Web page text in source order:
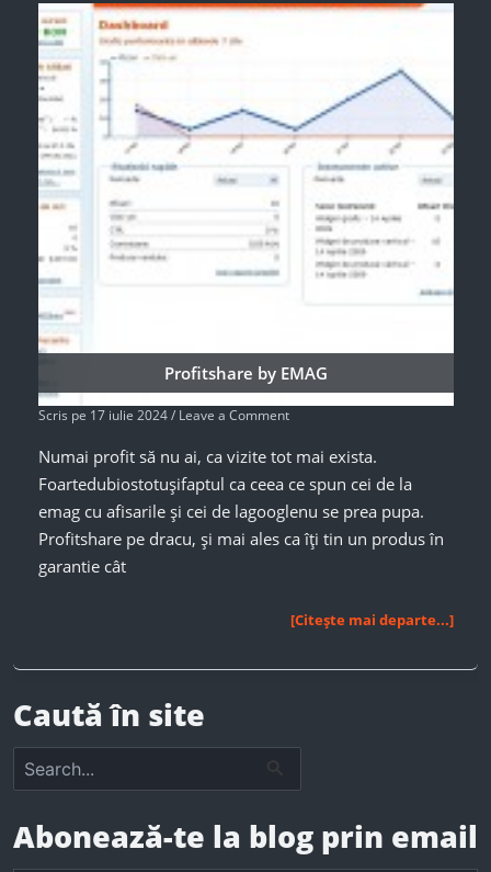
Profitshare by EMAG
Scris pe 17 iulie 2024/ Leave a Comment
Numai profit să nu ai, ca vizite tot mai exista.
Foartedubiostotușifaptul ca ceea ce spun cei de la
emag cu afisarile și cei de lagooglenu se prea pupa.
Profitshare pe dracu, și mai ales ca îți tin un produs în
garantie cât
Profitshare
[Citește mai departe...]
Caută în site
c
h
Abonează-te la blog prin email